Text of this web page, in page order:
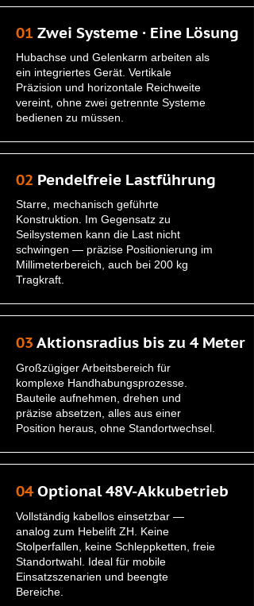
01 Zwei Systeme · Eine Lösung
Hubachse und Gelenkarm arbeiten als
ein integriertes Gerät. Vertikale
Präzision und horizontale Reichweite
vereint, ohne zwei getrennte Systeme
bedienen zu müssen.
02 Pendelfreie Lastführung
Starre, mechanisch geführte
Konstruktion. Im Gegensatz zu
Seilsystemen kann die Last nicht
schwingen — präzise Positionierung im
Millimeterbereich, auch bei 200 kg
Tragkraft.
03 Aktionsradius bis zu 4 Meter
Großzügiger Arbeitsbereich für
komplexe Handhabungsprozesse.
Bauteile aufnehmen, drehen und
präzise absetzen, alles aus einer
Position heraus, ohne Standortwechsel.
04 Optional 48V-Akkubetrieb
Vollständig kabellos einsetzbar —
analog zum Hebelift ZH. Keine
Stolperfallen, keine Schleppketten, freie
Standortwahl. Ideal für mobile
Einsatzszenarien und beengte
Bereiche.